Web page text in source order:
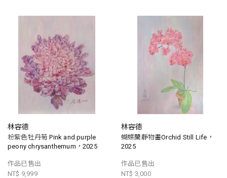
林容德
粉紫色牡丹菊 Pink and purple
peony chrysanthemum，2025
作品已售出
NT$ 9,999
林容德
蝴蝶蘭靜物畫Orchid Still Life，
2025
作品已售出
NT$ 3,000